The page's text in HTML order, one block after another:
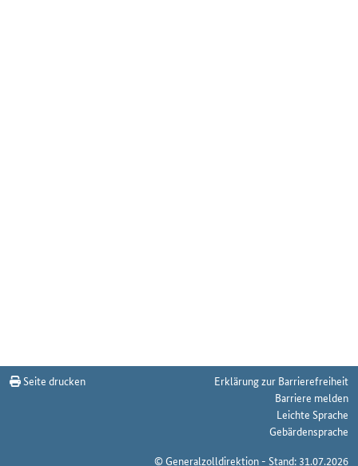
Seite drucken
Erklärung zur Barrierefreiheit
Barriere melden
Leichte Sprache
Gebärdensprache
© Generalzolldirektion - Stand: 31.07.2026